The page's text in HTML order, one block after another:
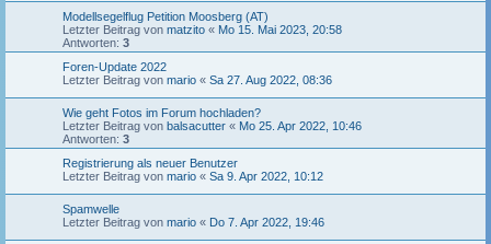
Modellsegelflug Petition Moosberg (AT)
Letzter Beitrag von matzito « Mo 15. Mai 2023, 20:58
Antworten: 3
Foren-Update 2022
Letzter Beitrag von mario « Sa 27. Aug 2022, 08:36
Wie geht Fotos im Forum hochladen?
Letzter Beitrag von balsacutter « Mo 25. Apr 2022, 10:46
Antworten: 3
Registrierung als neuer Benutzer
Letzter Beitrag von mario « Sa 9. Apr 2022, 10:12
Spamwelle
Letzter Beitrag von mario « Do 7. Apr 2022, 19:46